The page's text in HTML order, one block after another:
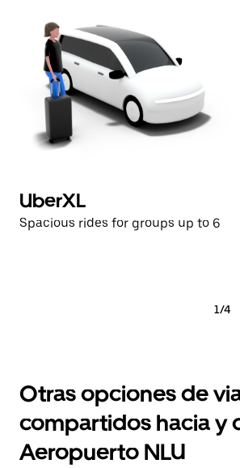
UberXL
Spacious rides for groups up to 6
1/4
Otras opciones de
compartidos hacia y
Aeropuerto NLU